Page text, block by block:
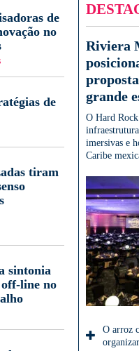
de
no
de
tiram
sintonia
line no
Riviera
grande
O Hard
imersivas e
Caribe
O arroz